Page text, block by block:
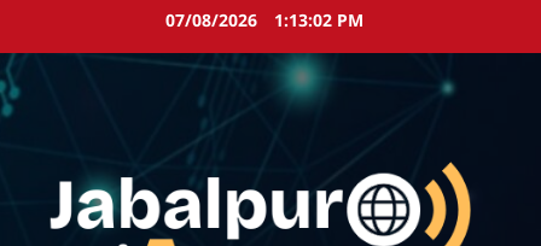
content
07/08/2026 1:13:03 PM